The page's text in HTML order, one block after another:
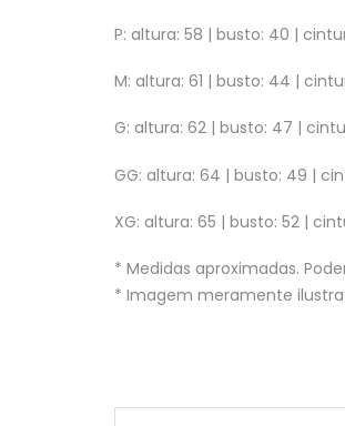
P: altura: 58 | busto: 40 |
M: altura: 61 | busto: 44 |
G: altura: 62 | busto: 47 |
GG: altura: 64 | busto: 49 |
XG: altura: 65 | busto: 52 |
* Medidas aproximadas.
* Imagem meramente